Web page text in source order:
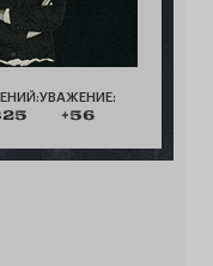
УВАЖЕНИЕ:
+56